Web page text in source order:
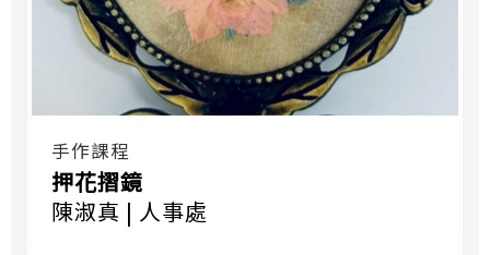
手作課程
押花摺鏡
陳淑真 | 人事處